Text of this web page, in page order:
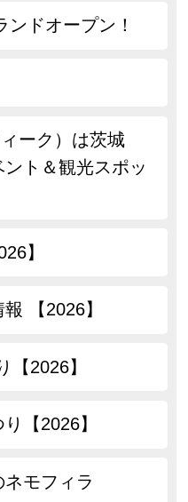
ドオープン！
ーク）は茨城
ト＆観光スポッ
】
【2026】
【2026】
【2026】
モフィラ